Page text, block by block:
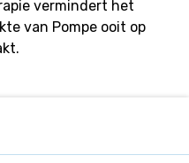
vermindert het
van Pompe ooit op